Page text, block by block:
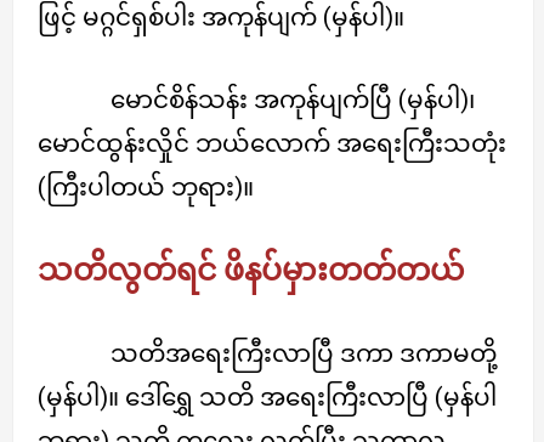
ဖြင့် မဂ္ဂင်ရှစ်ပါး အကုန်ပျက် (မှန်ပါ)။
မောင်စိန်သန်း အကုန်ပျက်ပြီ (မှန်ပါ)၊
မောင်ထွန်းလှိုင် ဘယ်လောက် အရေးကြီးသတုံး
(ကြီးပါတယ် ဘုရား)။
သတိလွတ်ရင် ဖိနပ်မှားတတ်တယ်
သတိအရေးကြီးလာပြီ ဒကာ ဒကာမတို့
(မှန်ပါ)။ ဒေါ်ရွှေ သတိ အရေးကြီးလာပြီ (မှန်ပါ